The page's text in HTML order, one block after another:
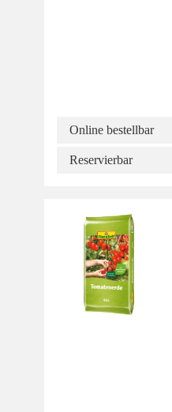
Online bestellbar
Reservierbar